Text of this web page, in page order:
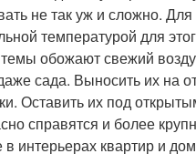
не так уж и сложно.
температурой для
обожают свежий
сада. Выносить их на
Оставить их под
справятся и более
интерьерах квартир и